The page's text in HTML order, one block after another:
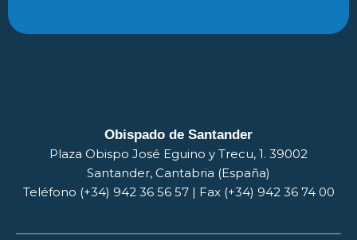
Obispado de Santander
Plaza Obispo José Eguino y Trecu, 1. 39002
Santander, Cantabria (España)
Teléfono (+34) 942 36 56 57 | Fax (+34) 942 36 74 00